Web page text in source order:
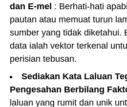
dan E-mel : Berhati-hati
pautan atau memuat turun
sumber yang tidak diketahui.
data ialah vektor terkenal
perisian tebusan.
Sediakan Kata Laluan
Pengesahan Berbilang
laluan yang rumit dan unik